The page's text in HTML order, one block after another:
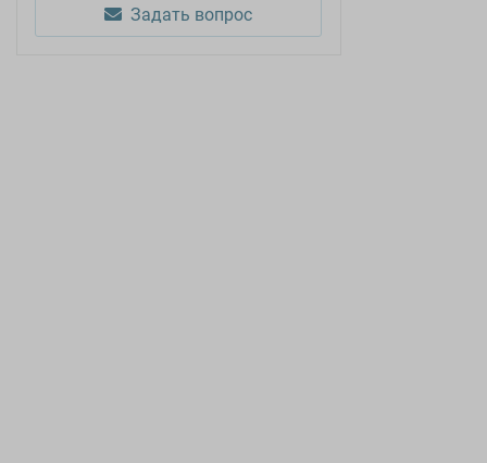
Задать вопрос